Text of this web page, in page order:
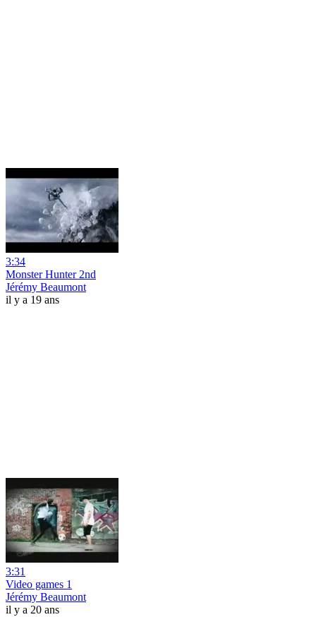
3:34
Monster Hunter 2nd
Jérémy Beaumont
il y a 19 ans
3:31
Video games 1
Jérémy Beaumont
il y a 20 ans